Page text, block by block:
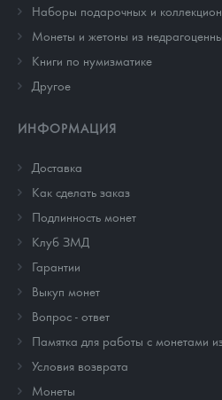
Наборы подарочных и
Монеты и жетоны из
Книги по нумизматике
Другое
ИНФОРМАЦИЯ
Доставка
Как сделать заказ
Подлинность монет
Клуб ЗМД
Гарантии
Выкуп монет
Вопрос - ответ
Памятка для работы с монетами
Условия возврата
Монеты